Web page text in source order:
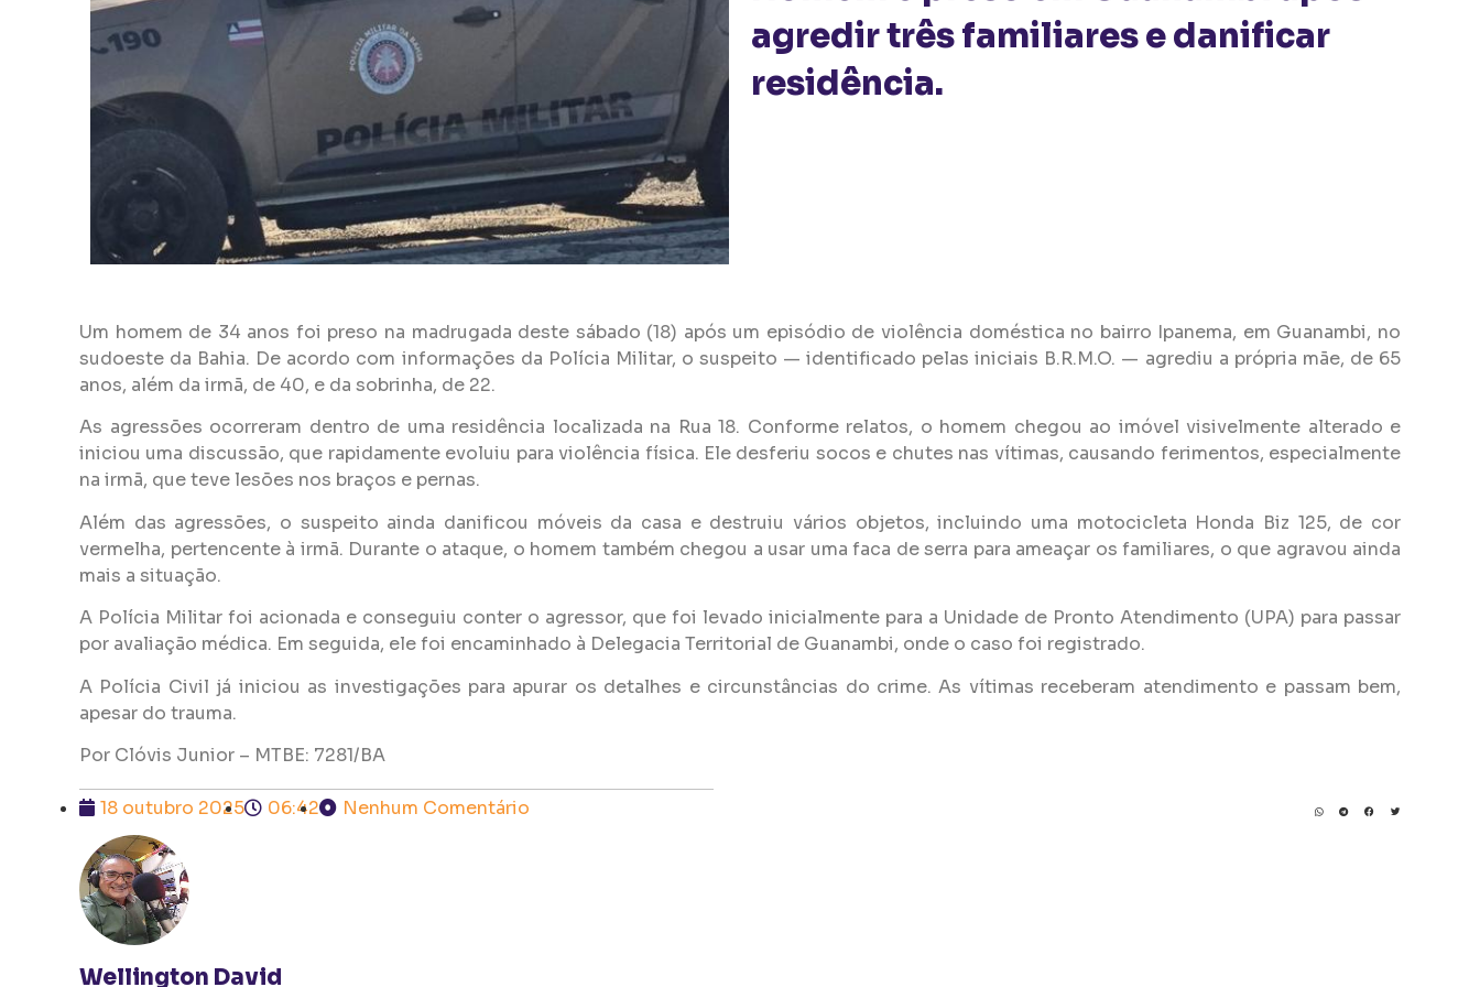
agredir três familiares e danificar
residência.
Um homem de 34 anos foi preso na madrugada deste sábado (18) após um episódio de violência doméstica no bairro Ipanema, em Guanambi, no
sudoeste da Bahia. De acordo com informações da Polícia Militar, o suspeito — identificado pelas iniciais B.R.M.O. — agrediu a própria mãe, de 65
anos, além da irmã, de 40, e da sobrinha, de 22.
As agressões ocorreram dentro de uma residência localizada na Rua 18. Conforme relatos, o homem chegou ao imóvel visivelmente alterado e
iniciou uma discussão, que rapidamente evoluiu para violência física. Ele desferiu socos e chutes nas vítimas, causando ferimentos, especialmente
na irmã, que teve lesões nos braços e pernas.
Além das agressões, o suspeito ainda danificou móveis da casa e destruiu vários objetos, incluindo uma motocicleta Honda Biz 125, de cor
vermelha, pertencente à irmã. Durante o ataque, o homem também chegou a usar uma faca de serra para ameaçar os familiares, o que agravou ainda
mais a situação.
A Polícia Militar foi acionada e conseguiu conter o agressor, que foi levado inicialmente para a Unidade de Pronto Atendimento (UPA) para passar
por avaliação médica. Em seguida, ele foi encaminhado à Delegacia Territorial de Guanambi, onde o caso foi registrado.
A Polícia Civil já iniciou as investigações para apurar os detalhes e circunstâncias do crime. As vítimas receberam atendimento e passam bem,
apesar do trauma.
Por Clóvis Junior – MTBE: 7281/BA
18 outubro 2025 06:42 Nenhum Comentário
Wellington David